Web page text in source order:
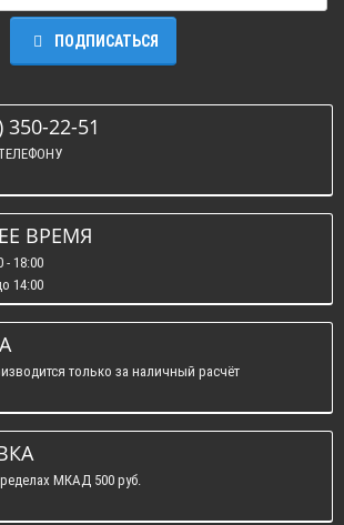
ПОДПИСАТЬСЯ
350-22-51
ВРЕМЯ
- 18:00
14:00
только за наличный расчёт
МКАД 500 руб.